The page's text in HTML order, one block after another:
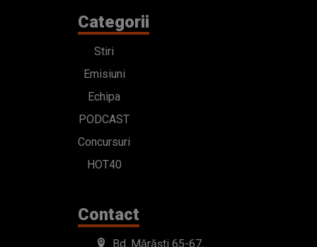
Categorii
Stiri
Emisiuni
Echipa
PODCAST
Concursuri
HOT40
Contact
Bd. Mărăști 65-67,